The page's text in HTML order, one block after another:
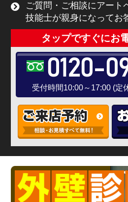
ご質問・ご相談にアート
技能士が親身になってお
タップですぐにお
0120-
受付時間10:00～17:00 (定